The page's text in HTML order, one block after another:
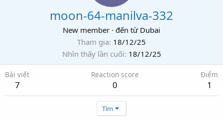
moon-64-manilva-332
New member · đến từ Dubai
Tham gia 18/12/25
Nhìn thấy lần cuối 18/12/25
Bài viết
7
Reaction score
0
Điểm
1
Tìm